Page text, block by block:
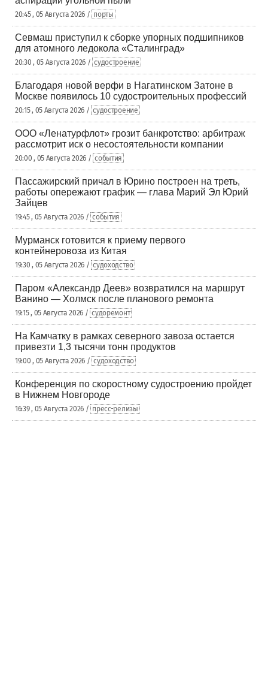
20:45 , 05 Августа 2026 / порты
Севмаш приступил к сборке упорных подшипников
для атомного ледокола «Сталинград»
20:30 , 05 Августа 2026 / судостроение
Благодаря новой верфи в Нагатинском Затоне в
Москве появилось 10 судостроительных профессий
20:15 , 05 Августа 2026 / судостроение
ООО «Ленатурфлот» грозит банкротство: арбитраж
рассмотрит иск о несостоятельности компании
20:00 , 05 Августа 2026 / события
Пассажирский причал в Юрино построен на треть,
работы опережают график — глава Марий Эл Юрий
Зайцев
19:45 , 05 Августа 2026 / события
Мурманск готовится к приему первого
контейнеровоза из Китая
19:30 , 05 Августа 2026 / судоходство
Паром «Александр Деев» возвратился на маршрут
Ванино — Холмск после планового ремонта
19:15 , 05 Августа 2026 / судоремонт
На Камчатку в рамках северного завоза остается
привезти 1,3 тысячи тонн продуктов
19:00 , 05 Августа 2026 / судоходство
Конференция по скоростному судостроению пройдет
в Нижнем Новгороде
16:39 , 05 Августа 2026 / пресс-релизы